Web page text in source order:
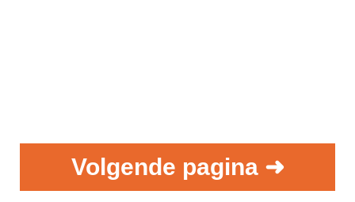
Volgende pagina ➜